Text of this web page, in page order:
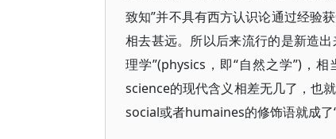
致知”并不具有西方认识论通过经验
相去甚远。所以后来流行的是新造出
理学”(physics，即“自然之学”)，
science的现代含义相差无几了，也
social或者humaines的修饰语就成了“